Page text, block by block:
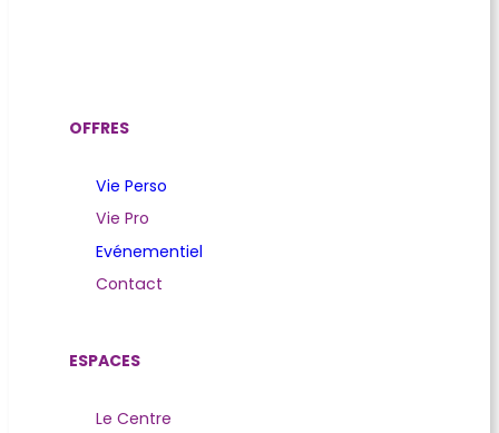
OFFRES
Vie Perso
Vie Pro
Evénementiel
Contact
ESPACES
Le Centre